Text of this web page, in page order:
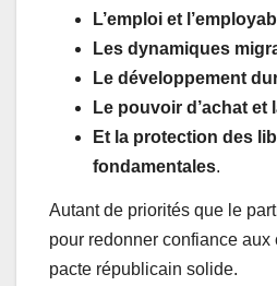
L’emploi et
Les dynamiques
Le développement
Le pouvoir d’achat et
Et la protection des
fondamentales.
Autant de priorités que le
pour redonner confiance aux
pacte républicain solide.